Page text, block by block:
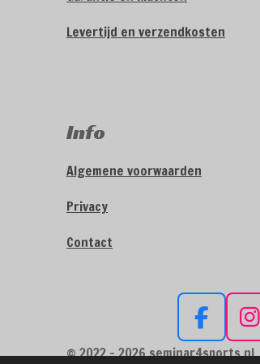
Levertijd en verzendkosten
Info
Algemene voorwaarden
Privacy
Contact
F
a
I
n
© 2022 - 2026 seminar4sports.nl